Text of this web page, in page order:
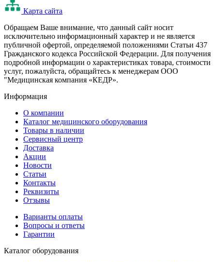
Карта сайта
Oбращаем Ваше внимание, что данный сайт носит
исключительно информационный характер и не является
публичной офертой, определяемой положениями Статьи 437
Гражданского кодекса Российской Федерации. Для получения
подробной информации о характеристиках товара, стоимости
услуг, пожалуйста, обращайтесь к менеджерам ООО
"Медицинская компания «КЕДР».
Информация
О компании
Каталог медицинского оборудования
Товары в наличии
Сервисный центр
Доставка
Акции
Новости
Статьи
Контакты
Реквизиты
Отзывы
Варианты оплаты
Вопросы и ответы
Гарантии
Каталог оборудования